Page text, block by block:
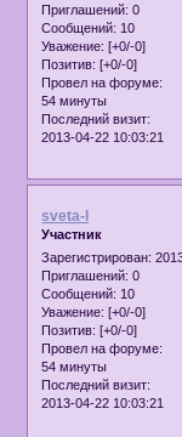
Приглашений: 0
Сообщений: 10
Уважение: [+0/-0]
Позитив: [+0/-0]
Провел на форуме:
54 минуты
Последний визит:
2013-04-22 10:03:21
sveta-l
Участник
Зарегистрирован:
Приглашений: 0
Сообщений: 10
Уважение: [+0/-0]
Позитив: [+0/-0]
Провел на форуме:
54 минуты
Последний визит:
2013-04-22 10:03:21